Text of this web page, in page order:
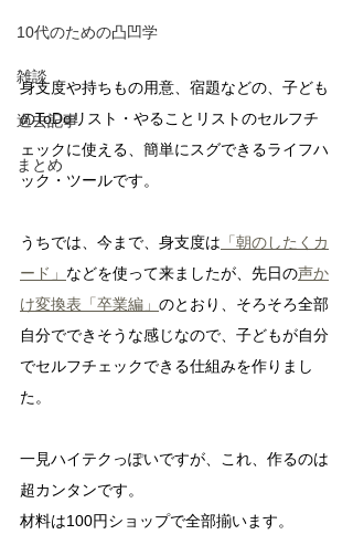
10代のための凸凹学
雑談
過去記事
まとめ
身支度や持ちもの用意、宿題などの、子ども
のToDoリスト・やることリストのセルフチ
ェックに使える、簡単にスグできるライフハ
ック・ツールです。
うちでは、今まで、身支度は 「朝のしたくカ
ード」 などを使って来ましたが、先日の声か
け変換表「卒業編」 のとおり、そろそろ全部
自分でできそうな感じなので、子どもが自分
でセルフチェックできる仕組みを作りまし
た。
一見ハイテクっぽいですが、これ、作るのは
超カンタンです。
材料は100円ショップで全部揃います。